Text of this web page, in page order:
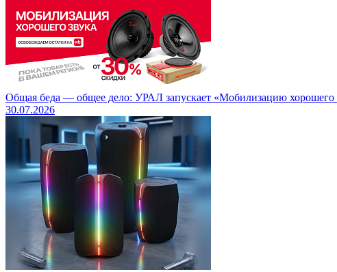
Общая беда — общее дело: УРАЛ запускает «Мобилизацию хорошего
30.07.2026